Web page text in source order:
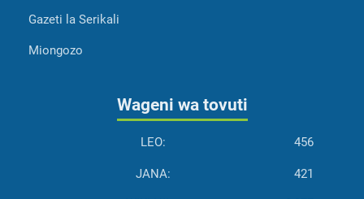
Gazeti la Serikali
Miongozo
Wageni wa tovuti
LEO: 456
JANA: 421